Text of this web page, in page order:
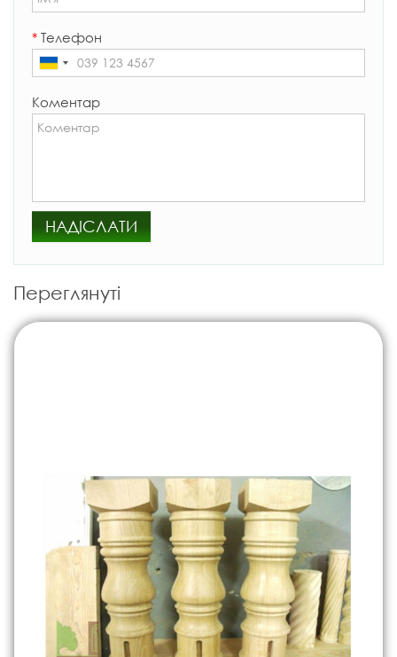
* Телефон
Коментар
НАДІСЛАТИ
Переглянуті